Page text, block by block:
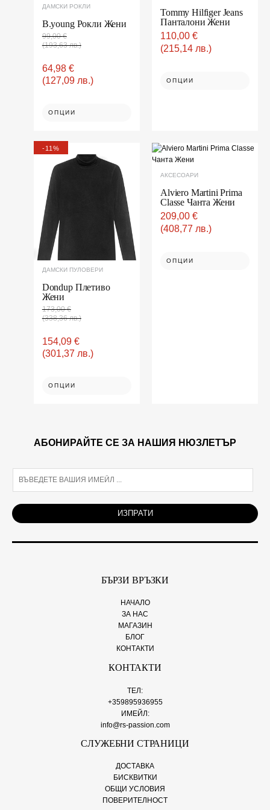
ДАМСКИ РОКЛИ
B.young Рокли Жени
99,00€
(193,63 лв.)
64,98 €
(127,09 лв.)
ОПЦИИ
the
product
page
Tommy Hilfiger Jeans
Панталони Жени
110,00 €
(215,14 лв.)
ОПЦИИ
-11%
ДАМСКИ ПУЛОВЕРИ
Dondup Плетиво
Жени
173,00€
(338,36 лв.)
Original
price
173,00 €(338,36
лв.).
154,09 €
(301,37 лв.)
Текущата
цена
154,09 €(301,37
лв.).
ОПЦИИ
This
has
multiple
variants.
The
options
may
chosen
on
the
product
page
АКСЕСОАРИ
Alviero Martini Prima
Classe Чанта Жени
209,00 €
(408,77 лв.)
ОПЦИИ
This
product
has
variants.
options
may
chosen
on
the
АБОНИРАЙТЕ СЕ ЗА НАШИЯ НЮЗЛЕТЪР
i
l
ИЗПРАТИ
БЪРЗИ ВРЪЗКИ
НАЧАЛО
ЗА НАС
МАГАЗИН
БЛОГ
КОНТАКТИ
КОНТАКТИ
ТЕЛ:
+359895936955
ИМЕЙЛ:
info@rs-passion.com
СЛУЖЕБНИ СТРАНИЦИ
ДОСТАВКА
БИСКВИТКИ
ОБЩИ УСЛОВИЯ
ПОВЕРИТЕЛНОСТ